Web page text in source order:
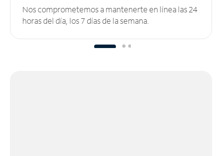
Nos comprometemos a mantenerte en línea las 24
horas del día, los 7 días de la semana.